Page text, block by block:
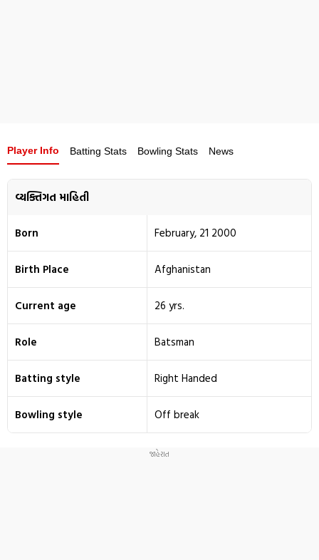
Player Info Batting Stats Bowling Stats News
વ્યક્તિગત માહિતી
Born February, 21 2000
Birth Place Afghanistan
Current age 26 yrs.
Role Batsman
Batting style Right Handed
Bowling style Off break